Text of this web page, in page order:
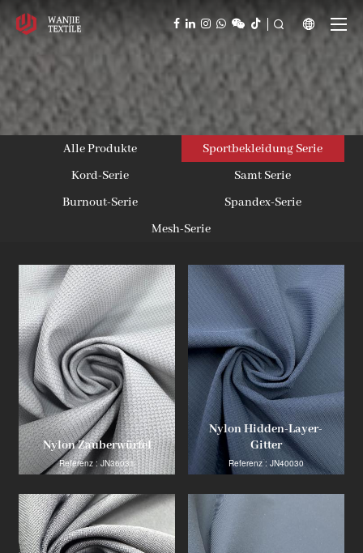
  
Alle Produkte
Sportbekleidung Serie
Kord-Serie
Samt Serie
Burnout-Serie
Spandex-Serie
Mesh-Serie
Nylon Zauberwürfel
Referenz : JN36031
Nylon Hidden-Layer-
Gitter
Referenz : JN40030